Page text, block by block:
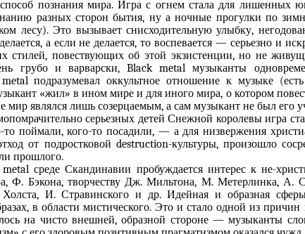
способ познания мира. Игра с огнем стала для
разных сторон бытия, ну а ночные прогулки по
лесу). Это вызывает снисходительную улыбку,
а если не делается, то воспевается — серьезно и
стилей, повествующих об этой экзистенции, но не
грубо и варварски, Black metal музыканты
подразумевал оккультное отношение к музыке
«жил» в ином мире и для иного мира, о котором
являлся лишь созерцаемым, а сам музыкант не был его
серьезных детей Снежной королевы игра
поймали, кого-то посадили, — а для низвержения
от подростковой destruction-культуры, произошло
прошлого.
среде Скандинавии пробуждается интерес к не-
Ф. Бэкона, творчеству Дж. Мильтона, М. Метерлинка,
И. Стравинского и др. Идейная и образная
в области мистического. Это и стало одной из
на чисто внешней, образной стороне — музыканты